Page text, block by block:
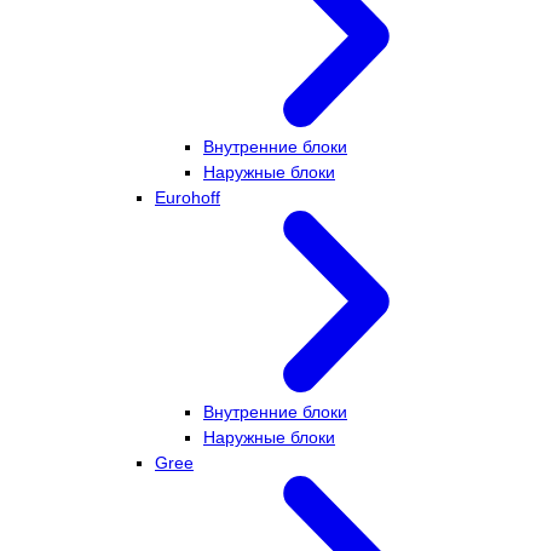
Внутренние блоки
Наружные блоки
Eurohoff
Внутренние блоки
Наружные блоки
Gree